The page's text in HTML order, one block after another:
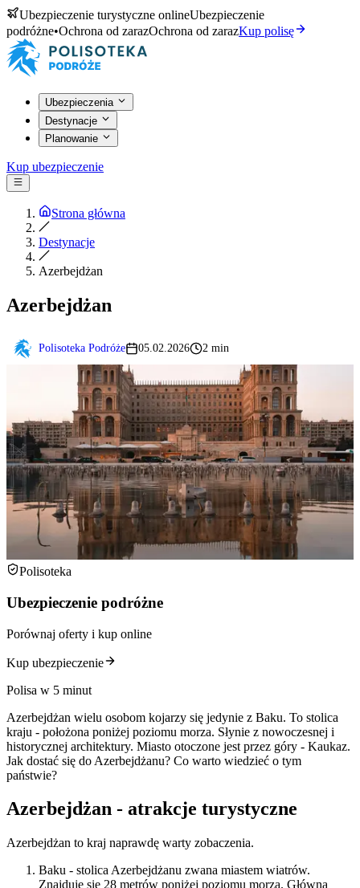
Ubezpieczenie turystyczne onlineUbezpieczenie
podróżne•Ochrona od zarazOchrona od zarazKup polisę
Ubezpieczenia
Destynacje
Planowanie
Kup ubezpieczenie
Strona główna
Destynacje
Azerbejdżan
Azerbejdżan
Polisoteka Podróże 05.02.2026 2 min
Polisoteka
Ubezpieczenie podróżne
Porównaj oferty i kup online
Kup ubezpieczenie
Polisa w 5 minut
Azerbejdżan wielu osobom kojarzy się jedynie z Baku. To stolica
kraju - położona poniżej poziomu morza. Słynie z nowoczesnej i
historycznej architektury. Miasto otoczone jest przez góry - Kaukaz.
Jak dostać się do Azerbejdżanu? Co warto wiedzieć o tym
państwie?
Azerbejdżan - atrakcje turystyczne
Azerbejdżan to kraj naprawdę warty zobaczenia.
Baku - stolica Azerbejdżanu zwana miastem wiatrów.
Znajduje się 28 metrów poniżej poziomu morza. Główną